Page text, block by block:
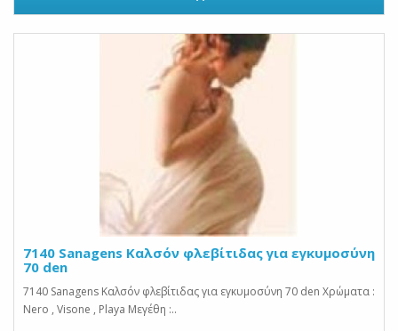
7140 Sanagens Καλσόν φλεβίτιδας για εγκυμοσύνη
70 den
7140 Sanagens Καλσόν φλεβίτιδας για εγκυμοσύνη 70 den Χρώματα :
Nero , Visone , Playa Μεγέθη :..